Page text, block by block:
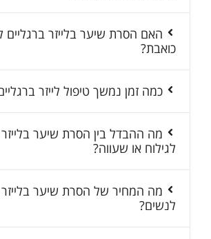
האם הסרת שיער בלייזר ברגליים
כואבת?
כמה זמן נמשך טיפול לייזר
מה ההבדל בין הסרת שיער בלייזר
לגילוח או שעווה?
מה המחיר של הסרת שיער בלייזר
לנשים?